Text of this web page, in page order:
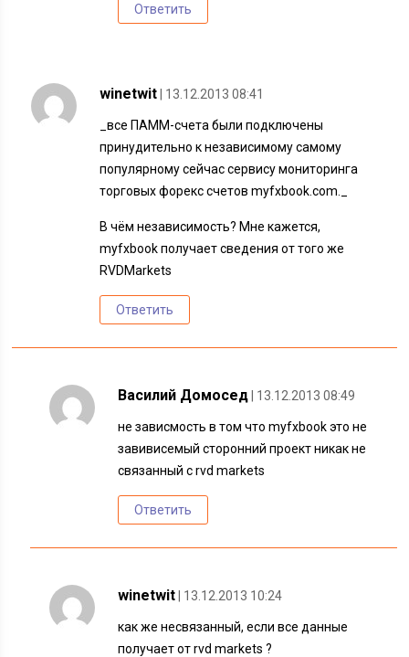
Ответить
winetwit | 13.12.2013 08:41
_все ПАММ-счета были подключены
принудительно к независимому самому
популярному сейчас сервису мониторинга
торговых форекс счетов myfxbook.com._
В чём независимость? Мне кажется,
myfxbook получает сведения от того же
RVDMarkets
Ответить
Василий Домосед | 13.12.2013 08:49
не зависмость в том что myfxbook это не
завивисемый сторонний проект никак не
связанный с rvd markets
Ответить
winetwit | 13.12.2013 10:24
как же несвязанный, если все данные
получает от rvd markets ?